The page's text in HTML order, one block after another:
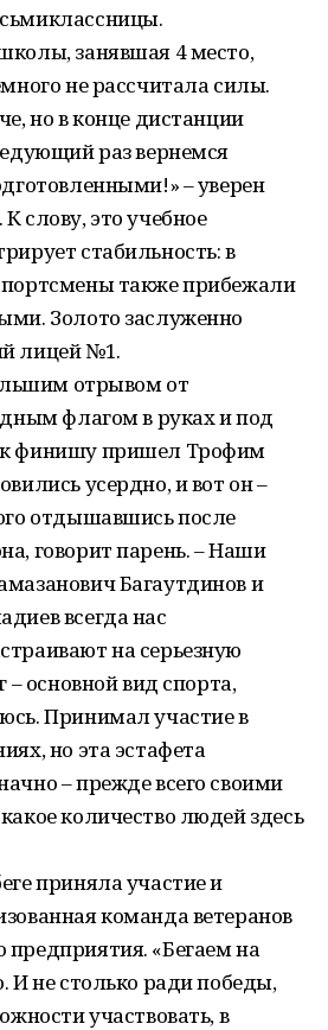
занявшая 4 место,
не рассчитала силы.
но в конце дистанции
раз вернемся
– уверен
слову, это учебное
стабильность: в
также прибежали
Золото заслуженно
лицей №1.
отрывом от
флагом в руках и под
финишу пришел Трофим
усердно, и вот он –
отдышавшись после
говорит парень. – Наши
Багаутдинов и
всегда нас
на серьезную
– основной вид спорта,
Принимал участие в
но эта эстафета
– прежде всего своими
количество людей здесь
приняла участие и
команда ветеранов
«Бегаем на
И не столько ради победы,
участвовать, в